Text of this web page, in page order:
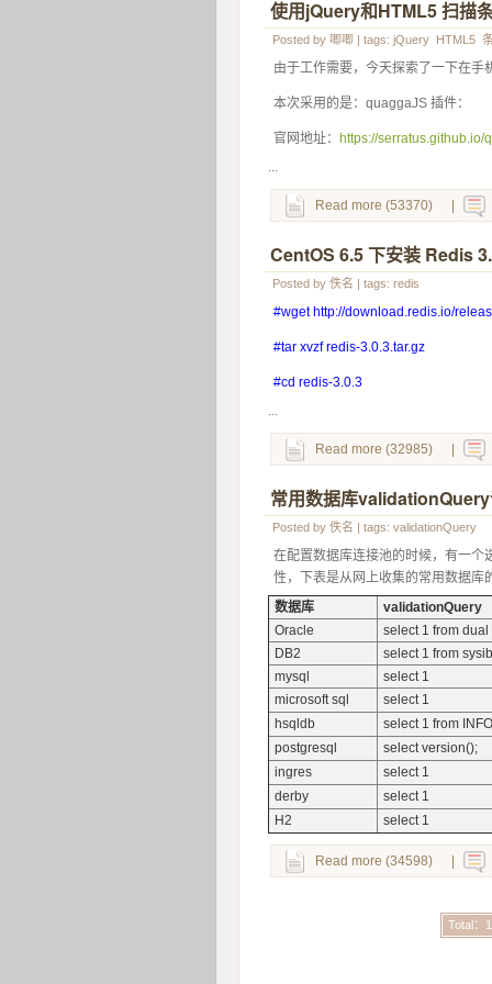
使用jQuery和HTML5 扫描
Posted by 唧唧 | tags: jQuery HTML5
由于工作需要，今天探索了一下在
本次采用的是：quaggaJS 插件：
官网地址： https://serratus.github.io/
Read more (53370) |
CentOS 6.5 下安装 Redis
Posted by 佚名 | tags: redis
#wget http://download.redis.io/
#tar xvzf redis-3.0.3.tar.gz
#cd redis-3.0.3
Read more (32985) |
常用数据库
Posted by 佚名 | tags: validationQuery
在配置数据库连接池的时候，有一
性，下表是从网上收集的常用数据库
数据库
validationQuery
Oracle
select 1 from dual
DB2
select 1 from
mysql
select 1
microsoft sql
select 1
hsqldb
select 1 from
postgresql
select version();
ingres
select 1
derby
select 1
H2
select 1
Read more (34598) |
Total：